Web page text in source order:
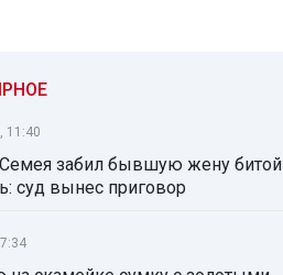
11:40
забил бывшую жену битой
суд вынес приговор